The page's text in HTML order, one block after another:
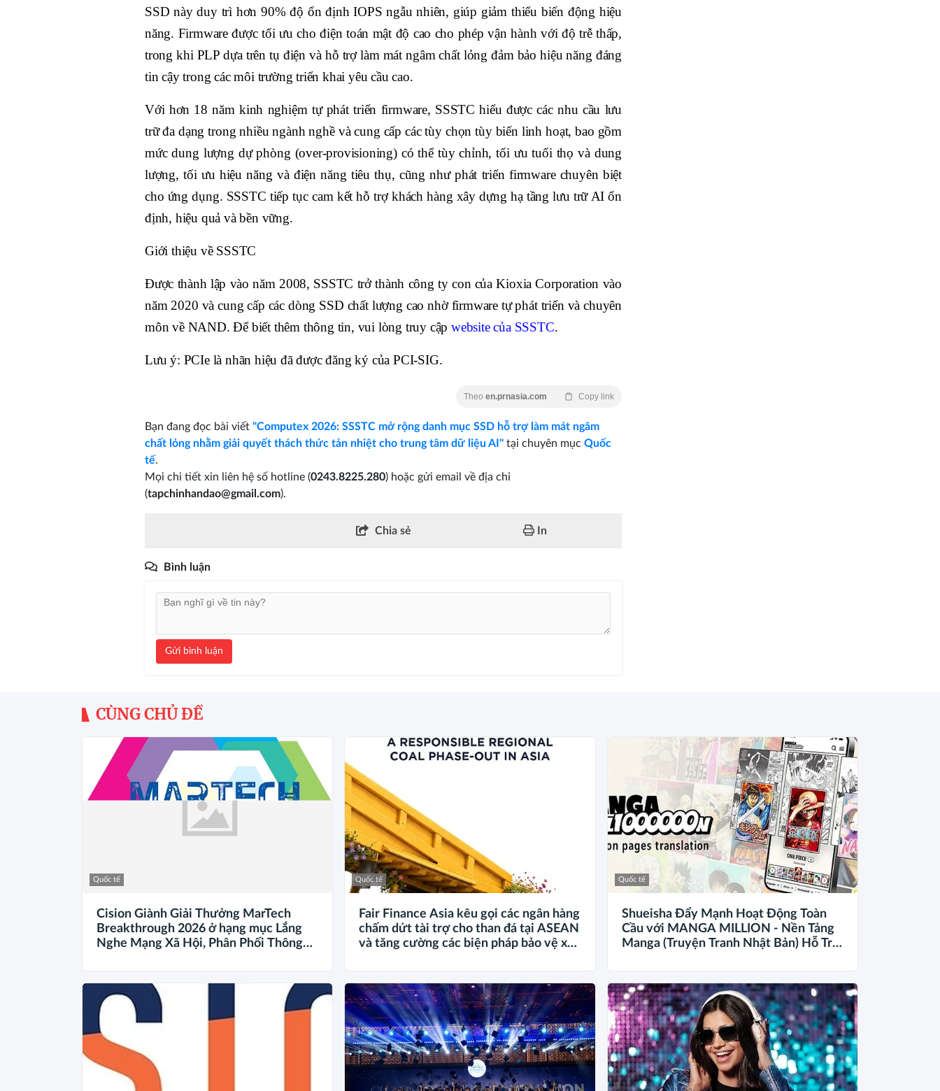
SSD này duy trì hơn 90% độ ổn định IOPS ngẫu nhiên, giúp giảm thiểu biến động hiệu
năng. Firmware được tối ưu cho điện toán mật độ cao cho phép vận hành với độ trễ thấp,
trong khi PLP dựa trên tụ điện và hỗ trợ làm mát ngâm chất lỏng đảm bảo hiệu năng đáng
tin cậy trong các môi trường triển khai yêu cầu cao.
Với hơn 18 năm kinh nghiệm tự phát triển firmware, SSSTC hiểu được các nhu cầu lưu
trữ đa dạng trong nhiều ngành nghề và cung cấp các tùy chọn tùy biến linh hoạt, bao gồm
mức dung lượng dự phòng (over-provisioning) có thể tùy chỉnh, tối ưu tuổi thọ và dung
lượng, tối ưu hiệu năng và điện năng tiêu thụ, cũng như phát triển firmware chuyên biệt
cho ứng dụng. SSSTC tiếp tục cam kết hỗ trợ khách hàng xây dựng hạ tầng lưu trữ AI ổn
định, hiệu quả và bền vững.
Giới thiệu về SSSTC
Được thành lập vào năm 2008, SSSTC trở thành công ty con của Kioxia Corporation vào
năm 2020 và cung cấp các dòng SSD chất lượng cao nhờ firmware tự phát triển và chuyên
môn về NAND. Để biết thêm thông tin, vui lòng truy cập website của SSSTC.
Lưu ý: PCIe là nhãn hiệu đã được đăng ký của PCI-SIG.
Theo en.prnasia.com Copy link
Bạn đang đọc bài viết "Computex 2026: SSSTC mở rộng danh mục SSD hỗ trợ làm mát ngâm
chất lỏng nhằm giải quyết thách thức tản nhiệt cho trung tâm dữ liệu AI" tại chuyên mục Quốc
tế.
Mọi chi tiết xin liên hệ số hotline (0243.8225.280) hoặc gửi email về địa chỉ
(tapchinhandao@gmail.com).
Chia sẻ In
Bình luận
Gửi bình luận
CÙNG CHỦ ĐỀ
Quốc tế
Cision Giành Giải Thưởng MarTech
Breakthrough 2026 ở hạng mục Lắng
Nghe Mạng Xã Hội, Phân Phối Thông
Quốc tế
Fair Finance Asia kêu gọi các ngân hàng
chấm dứt tài trợ cho than đá tại ASEAN
và tăng cường các biện pháp bảo vệ xã
Quốc tế
Shueisha Đẩy Mạnh Hoạt Động Toàn
Cầu với MANGA MILLION - Nền Tảng
Manga (Truyện Tranh Nhật Bản) Hỗ Trợ